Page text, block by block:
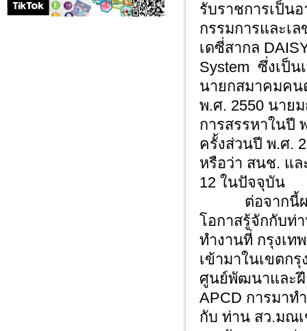
รับราชการเป็น
กรรมการและเ
เดซี่สากล
System ซึ่งเป็น
นายกสมาคมคน
พ.ศ. 2550 นาย
การสรรหาในปี
ครั้งส่วนปี พ.ศ.
หรือว่า สนช. แ
12 ในปัจจุบัน
ต่อจากนี้ผมอ
โอกาสรู้จักกับท่
ทำงานที่ กรุงเท
เข้ามาในเขตก
ศูนย์พัฒนาและฝึ
APCD การมาท
กับ ท่าน สว.มณ